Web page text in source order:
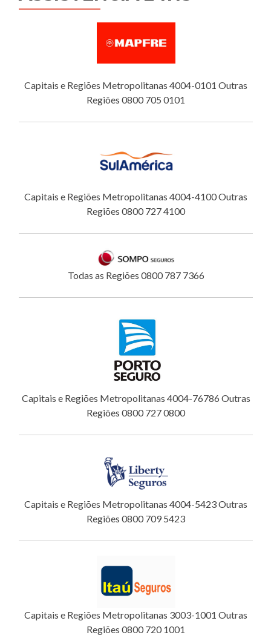
Capitais e Regiões Metropolitanas 4004-0101 Outras
Regiões 0800 705 0101
Capitais e Regiões Metropolitanas 4004-4100 Outras
Regiões 0800 727 4100
Todas as Regiões 0800 787 7366
Capitais e Regiões Metropolitanas 4004-76786 Outras
Regiões 0800 727 0800
Capitais e Regiões Metropolitanas 4004-5423 Outras
Regiões 0800 709 5423
Capitais e Regiões Metropolitanas 3003-1001 Outras
Regiões 0800 720 1001